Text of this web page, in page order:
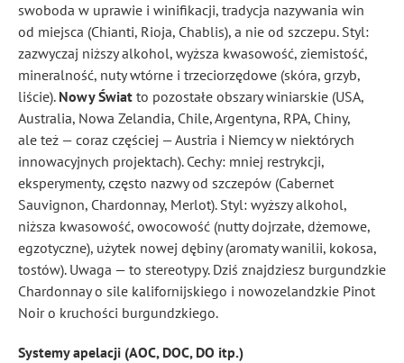
swoboda w uprawie i winiﬁkacji, tradycja nazywania win
od miejsca (Chianti, Rioja, Chablis), a nie od szczepu. Styl:
zazwyczaj niższy alkohol, wyższa kwasowość, ziemistość,
mineralność, nuty wtórne i trzeciorzędowe (skóra, grzyb,
liście). Nowy Świat to pozostałe obszary winiarskie (USA,
Australia, Nowa Zelandia, Chile, Argentyna, RPA, Chiny,
ale też — coraz częściej — Austria i Niemcy w niektórych
innowacyjnych projektach). Cechy: mniej restrykcji,
eksperymenty, często nazwy od szczepów (Cabernet
Sauvignon, Chardonnay, Merlot). Styl: wyższy alkohol,
niższa kwasowość, owocowość (nutty dojrzałe, dżemowe,
egzotyczne), użytek nowej dębiny (aromaty wanilii, kokosa,
tostów). Uwaga — to stereotypy. Dziś znajdziesz burgundzkie
Chardonnay o sile kalifornijskiego i nowozelandzkie Pinot
Noir o kruchości burgundzkiego.
Systemy apelacji (AOC, DOC, DO itp.)